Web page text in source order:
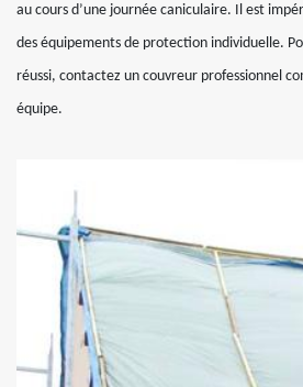
au cours d’une journée caniculaire. Il est
des équipements de protection individuelle.
réussi, contactez un couvreur professionnel
équipe.